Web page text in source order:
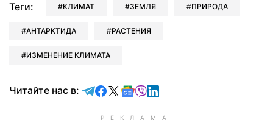
Теги: КЛИМАТ ЗЕМЛЯ ПРИРОДА
АНТАРКТИДА РАСТЕНИЯ
ИЗМЕНЕНИЕ КЛИМАТА
Читайте нас в: Читайте в Telegram
Читайте в Facebook
Читайте в X
Читайте в Google news
Читайте в Viber
Читайте в LinkedIn